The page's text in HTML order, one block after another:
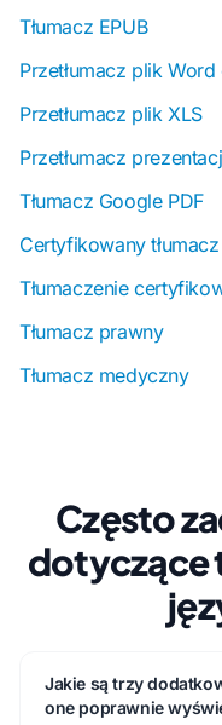
Tłumacz EPUB
Przetłumacz plik Word
Przetłumacz plik XLS
Przetłumacz
Tłumacz Google PDF
Certyfikowany
Tłumaczenie
Tłumacz prawny
Tłumacz medyczny
Często
dotyczące
Jakie są trzy
one poprawnie